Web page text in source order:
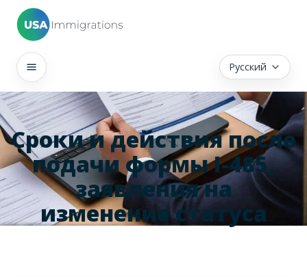
Русский
Сроки и действия после
подачи формы I-485,
заявления на
изменение статуса